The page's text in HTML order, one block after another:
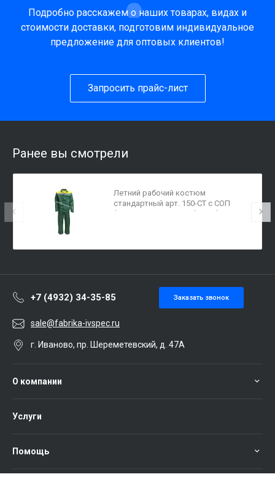
Подробно расскажем о наших товарах, видах и
стоимости доставки, подготовим индивидуальное
предложение для оптовых клиентов!
Запросить прайс-лист
Ранее вы смотрели
Летний рабочий костюм
стандартный арт. 150-СТ с СОП
(зеленый с желтым, брюки)
+7 (4932) 34-35-85 Заказать звонок
sale@fabrika-ivspec.ru
г. Иваново, пр. Шереметевский, д. 47А
О компании
Услуги
Помощь